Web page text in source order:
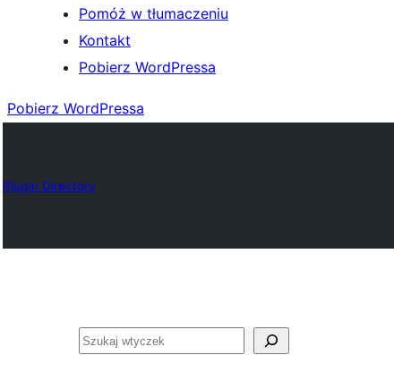
Pomóż w tłumaczeniu
Kontakt
Pobierz WordPressa
Pobierz WordPressa
Plugin Directory
Szukaj